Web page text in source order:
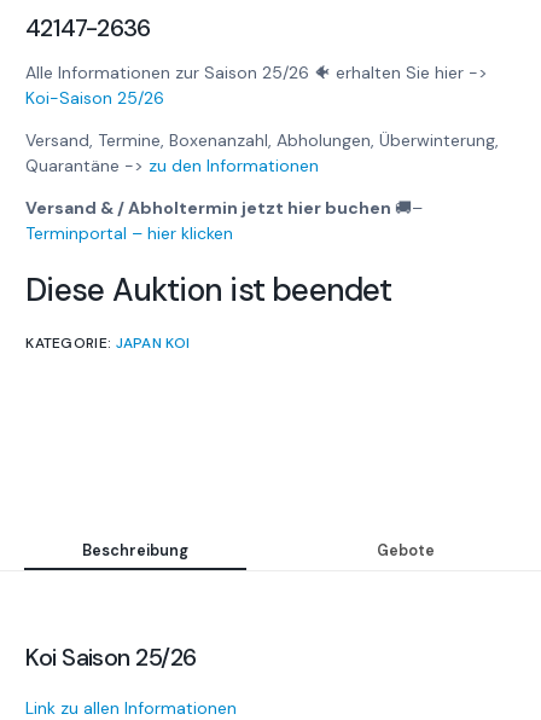
42147-2636
Alle Informationen zur Saison 25/26 🐠 erhalten Sie hier ->
Koi-Saison 25/26
Versand, Termine, Boxenanzahl, Abholungen, Überwinterung,
Quarantäne -> zu den Informationen
Versand & / Abholtermin jetzt hier buchen 🚚–
Terminportal – hier klicken
Diese Auktion ist beendet
KATEGORIE: JAPAN KOI
Beschreibung Gebote
Koi Saison 25/26
Link zu allen Informationen